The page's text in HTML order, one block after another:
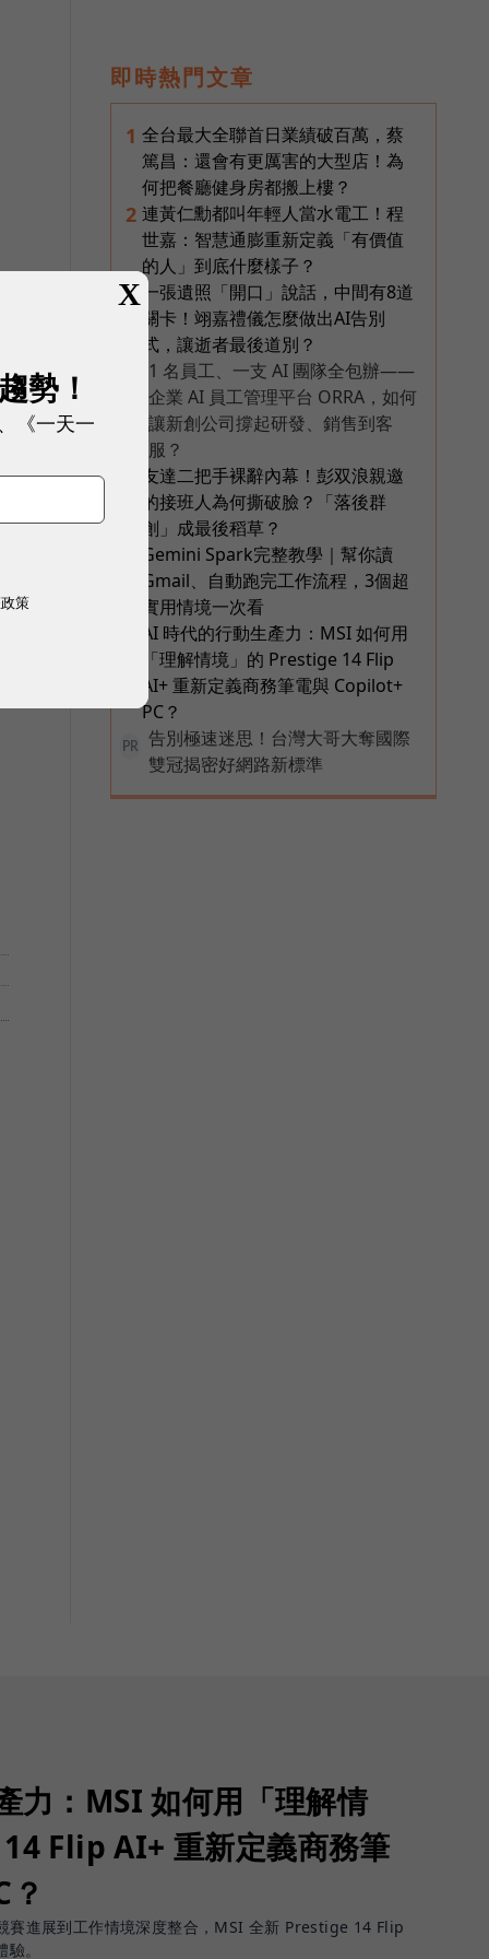
即時熱門文章
1 全台最大全聯首日業績破百萬，蔡
篤昌：還會有更厲害的大型店！為
何把餐廳健身房都搬上樓？
2 連黃仁勳都叫年輕人當水電工！程
世嘉：智慧通膨重新定義「有價值
的人」到底什麼樣子？
3 一張遺照「開口」說話，中間有8道
關卡！翊嘉禮儀怎麼做出AI告別
式，讓逝者最後道別？
1 名員工、一支 AI 團隊全包辦——
企業 AI 員工管理平台 ORRA，如何
讓新創公司撐起研發、銷售到客
服？
友達二把手裸辭內幕！彭双浪親邀
的接班人為何撕破臉？「落後群
創」成最後稻草？
Gemini Spark完整教學｜幫你讀
Gmail、自動跑完工作流程，3個超
實用情境一次看
AI 時代的行動生產力：MSI 如何用
「理解情境」的 Prestige 14 Flip
AI+ 重新定義商務筆電與 Copilot+
PC？
PR
告別極速迷思！台灣大哥大奪國際
雙冠揭密好網路新標準
力：MSI 如何用「理解情
Flip AI+ 重新定義商務筆
賽進展到工作情境深度整合，MSI 全新 Prestige 14 Flip
。
X
勢！
《一天一
策